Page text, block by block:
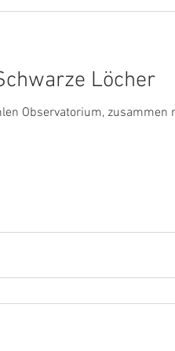
Löcher
Observatorium, zusammen